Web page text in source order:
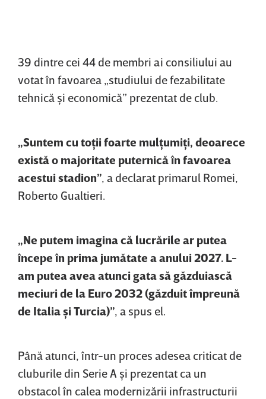
39 dintre cei 44 de membri ai consiliului au
votat în favoarea „studiului de fezabilitate
tehnică şi economică” prezentat de club.
„Suntem cu toţii foarte mulţumiţi, deoarece
există o majoritate puternică în favoarea
acestui stadion”, a declarat primarul Romei,
Roberto Gualtieri.
„Ne putem imagina că lucrările ar putea
începe în prima jumătate a anului 2027. L-
am putea avea atunci gata să găzduiască
meciuri de la Euro 2032 (găzduit împreună
de Italia şi Turcia)”, a spus el.
Până atunci, într-un proces adesea criticat de
cluburile din Serie A şi prezentat ca un
obstacol în calea modernizării infrastructurii